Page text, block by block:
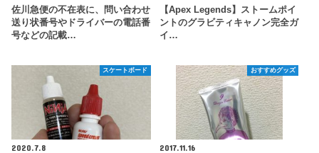
佐川急便の不在表に、問い合わせ
送り状番号やドライバーの電話番
号などの記載…
【Apex Legends】ストームポイ
ントのグラビティキャノン完全ガ
イ…
スケートボード
2020.7.8
おすすめグッズ
2017.11.16